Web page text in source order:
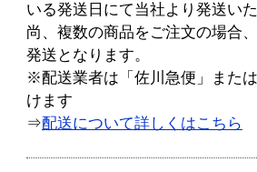
いる発送日にて当社より発送い
尚、複数の商品をご注文の場合
発送となります。
※配送業者は「佐川急便」また
けます
⇒配送について詳しくはこちら